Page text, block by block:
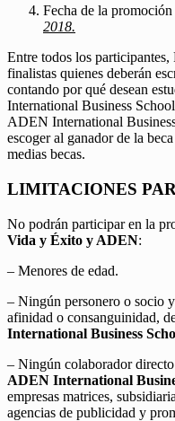
Fecha de la promoción
2018.
Entre todos los
finalistas quienes deberán
contando por qué desean
International Business
ADEN International
escoger al ganador de la
medias becas.
LIMITACIONES
No podrán participar en la
Vida y Éxito y ADEN:
– Menores de edad.
– Ningún personero o socio
afinidad o consanguinidad,
International Business
– Ningún colaborador
ADEN International
empresas matrices,
agencias de publicidad y